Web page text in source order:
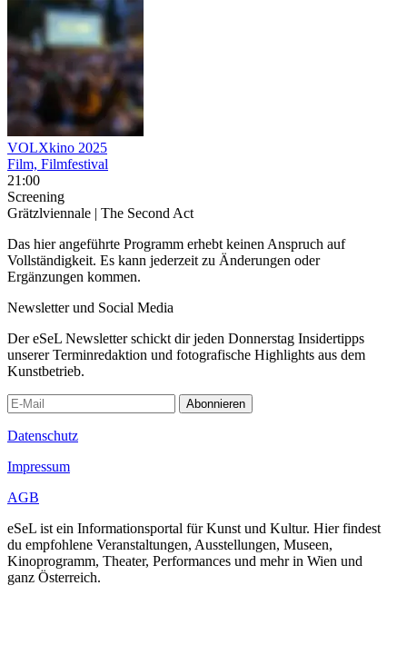
VOLXkino 2025
Film, Filmfestival
21:00
Screening
Grätzlviennale | The Second Act
Das hier angeführte Programm erhebt keinen Anspruch auf
Vollständigkeit. Es kann jederzeit zu Änderungen oder
Ergänzungen kommen.
Newsletter und Social Media
Der eSeL Newsletter schickt dir jeden Donnerstag Insidertipps
unserer Terminredaktion und fotografische Highlights aus dem
Kunstbetrieb.
Abonnieren
Datenschutz
Impressum
AGB
eSeL ist ein Informationsportal für Kunst und Kultur. Hier findest
du empfohlene Veranstaltungen, Ausstellungen, Museen,
Kinoprogramm, Theater, Performances und mehr in Wien und
ganz Österreich.